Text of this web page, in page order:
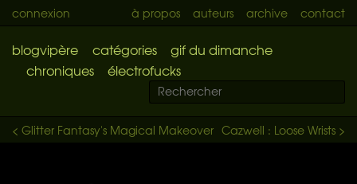
connexion à propos auteurs archive contact
blogvipère catégories
gif du dimanche
chroniques
électrofucks
Cazwell : Loose Wrists >
< Glitter Fantasy's Magical Makeover